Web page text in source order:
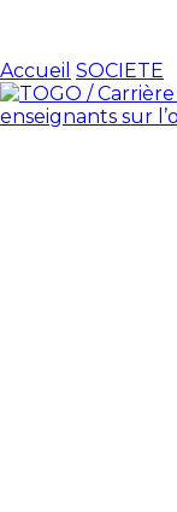
Accueil SOCIETE